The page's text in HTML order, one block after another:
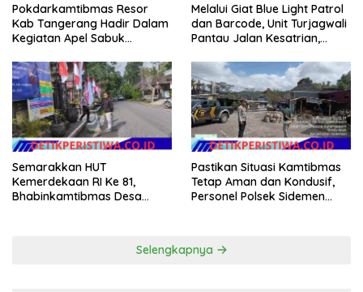
Pokdarkamtibmas Resor
Kab Tangerang Hadir Dalam
Kegiatan Apel Sabuk
Tangerang Tahun 2026
Melalui Giat Blue Light Patrol
dan Barcode, Unit Turjagwali
Pantau Jalan Kesatrian,
Semarakkan HUT
Kemerdekaan RI Ke 81,
Bhabinkamtibmas Desa
Pastikan Situasi Kamtibmas
Tetap Aman dan Kondusif,
Personel Polsek Sidemen
Selengkapnya